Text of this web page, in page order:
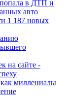
в ДТП и
авто
1 187 новых
на сайте -
миллениалы